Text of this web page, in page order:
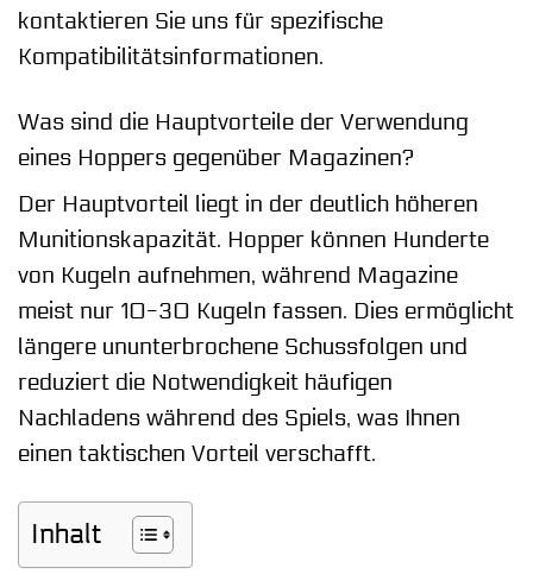
kontaktieren Sie uns für spezifische
Kompatibilitätsinformationen.
Was sind die Hauptvorteile der Verwendung
eines Hoppers gegenüber Magazinen?
Der Hauptvorteil liegt in der deutlich höheren
Munitionskapazität. Hopper können Hunderte
von Kugeln aufnehmen, während Magazine
meist nur 10-30 Kugeln fassen. Dies ermöglicht
längere ununterbrochene Schussfolgen und
reduziert die Notwendigkeit häufigen
Nachladens während des Spiels, was Ihnen
einen taktischen Vorteil verschafft.
Inhalt